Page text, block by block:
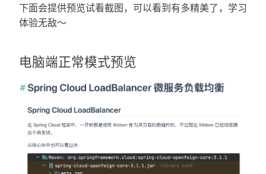
下面会提供预览试看截图，可以看到有多精美了，学习
体验无敌～
电脑端正常模式预览